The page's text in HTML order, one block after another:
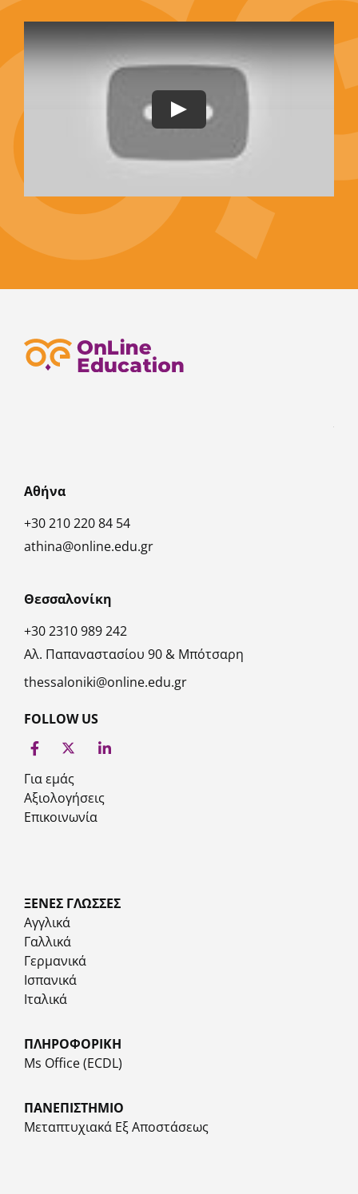
Αθήνα
+30 210 220 84 54
athina@online.edu.gr
Θεσσαλονίκη
+30 2310 989 242
Αλ. Παπαναστασίου 90 & Μπότσαρη
thessaloniki@online.edu.gr
FOLLOW US
Για εμάς
Αξιολογήσεις
Επικοινωνία
ΞΕΝΕΣ ΓΛΩΣΣΕΣ
Αγγλικά
Γαλλικά
Γερμανικά
Ισπανικά
Ιταλικά
ΠΛΗΡΟΦΟΡΙΚΗ
Ms Office (ECDL)
ΠΑΝΕΠΙΣΤΗΜΙΟ
Μεταπτυχιακά Εξ Αποστάσεως